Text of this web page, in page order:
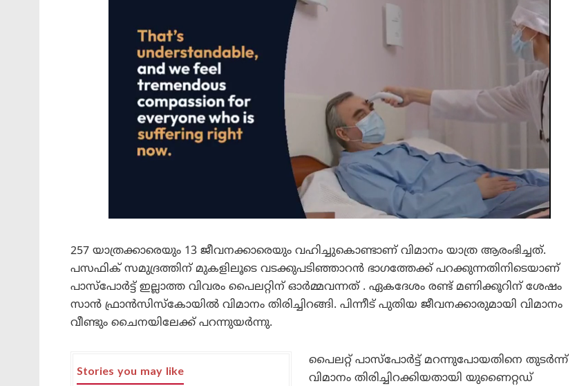
257 യാത്രക്കാരെയും 13 ജീവനക്കാരെയും വഹിച്ചുകൊണ്ടാണ് വിമാനം യാത്ര ആരംഭിച്ചത്.
പസഫിക് സമുദ്രത്തിന് മുകളിലൂടെ വടക്കുപടിഞ്ഞാറൻ ഭാഗത്തേക്ക് പറക്കുന്നതിനിടെയാണ്
പാസ്പോർട്ട് ഇല്ലാത്ത വിവരം പൈലറ്റിന് ഓർമ്മവന്നത് . ഏകദേശം രണ്ട് മണിക്കൂറിന് ശേഷം
സാൻ ഫ്രാൻസിസ്കോയിൽ വിമാനം തിരിച്ചിറങ്ങി. പിന്നീട് പുതിയ ജീവനക്കാരുമായി വിമാനം
വീണ്ടും ചൈനയിലേക്ക് പറന്നുയർന്നു.
Stories you may like
പൈലറ്റ് പാസ്‌പോർട്ട് മറന്നുപോയതിനെ തുടർന്ന്
വിമാനം തിരിച്ചിറക്കിയതായി യുണൈറ്റഡ്